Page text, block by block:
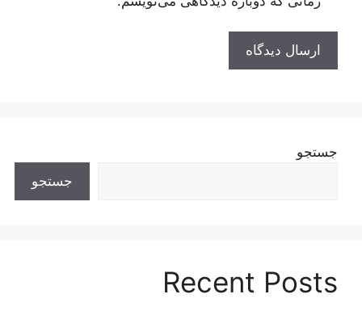
جستجو
جستجو
Recent Posts